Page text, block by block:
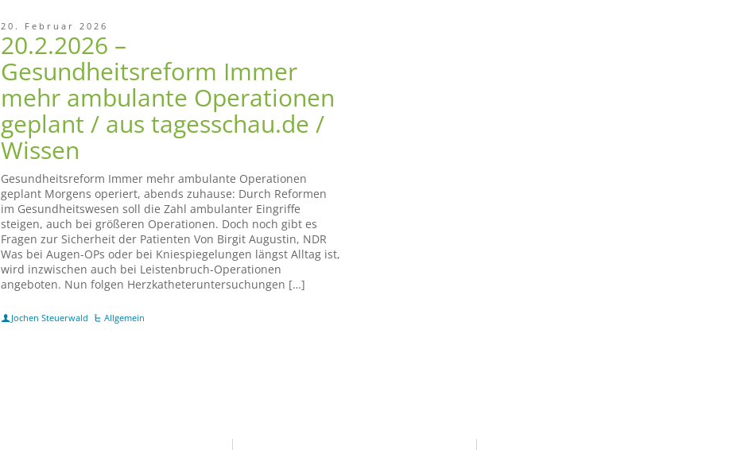
20. Februar 2026
20.2.2026 –
Gesundheitsreform Immer
mehr ambulante Operationen
geplant / aus tagesschau.de /
Wissen
Gesundheitsreform Immer mehr ambulante Operationen
geplant Morgens operiert, abends zuhause: Durch Reformen
im Gesundheitswesen soll die Zahl ambulanter Eingriffe
steigen, auch bei größeren Operationen. Doch noch gibt es
Fragen zur Sicherheit der Patienten Von Birgit Augustin, NDR
Was bei Augen-OPs oder bei Kniespiegelungen längst Alltag ist,
wird inzwischen auch bei Leistenbruch-Operationen
angeboten. Nun folgen Herzkatheteruntersuchungen […]
Jochen Steuerwald Allgemein